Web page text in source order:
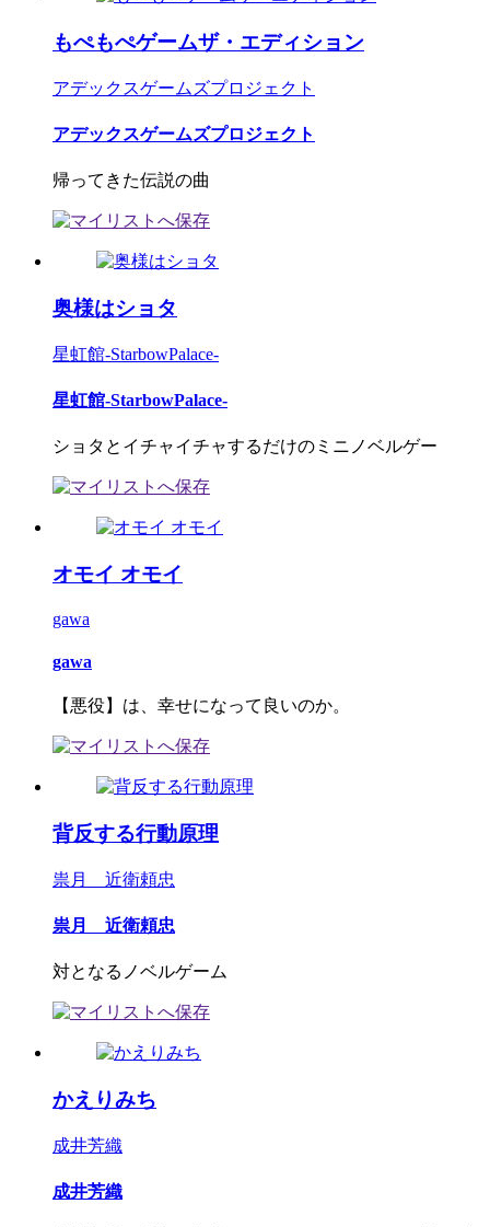
もぺもぺゲームザ・エディション
アデックスゲームズプロジェクト
アデックスゲームズプロジェクト
帰ってきた伝説の曲
奥様はショタ
星虹館-StarbowPalace-
星虹館-StarbowPalace-
ショタとイチャイチャするだけのミニノベルゲー
オモイ オモイ
gawa
gawa
【悪役】は、幸せになって良いのか。
背反する行動原理
祟月 近衛頼忠
祟月 近衛頼忠
対となるノベルゲーム
かえりみち
成井芳織
成井芳織